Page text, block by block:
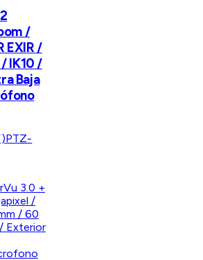
/
EXIR /
IK10 /
Baja
PTZ-